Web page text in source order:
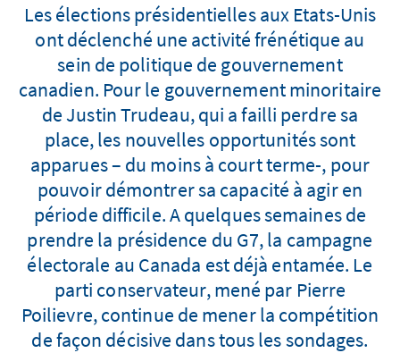
Les élections présidentielles aux Etats-Unis
ont déclenché une activité frénétique au
sein de politique de gouvernement
canadien. Pour le gouvernement minoritaire
de Justin Trudeau, qui a failli perdre sa
place, les nouvelles opportunités sont
apparues – du moins à court terme-, pour
pouvoir démontrer sa capacité à agir en
période difficile. A quelques semaines de
prendre la présidence du G7, la campagne
électorale au Canada est déjà entamée. Le
parti conservateur, mené par Pierre
Poilievre, continue de mener la compétition
de façon décisive dans tous les sondages.